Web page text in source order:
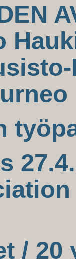
/ 20